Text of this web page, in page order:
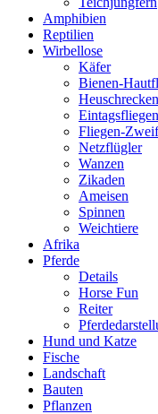
Amphibien
Reptilien
Wirbellose
Käfer
Bienen-
Heuschrecken
Eintagsfliegen
Fliegen-
Netzflügler
Wanzen
Zikaden
Ameisen
Spinnen
Weichtiere
Afrika
Pferde
Details
Horse Fun
Reiter
Hund und Katze
Fische
Landschaft
Bauten
Pflanzen